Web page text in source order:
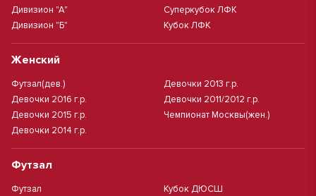
Дивизион "А"
Дивизион "Б"
Суперкубок ЛФК
Кубок ЛФК
Женский
Футзал(дев.)
Девочки 2016 г.р.
Девочки 2015 г.р.
Девочки 2014 г.р.
Девочки 2013 г.р.
Девочки 2011/2012 г.р.
Чемпионат Москвы(жен.)
Футзал
Футзал
Кубок ДЮСШ